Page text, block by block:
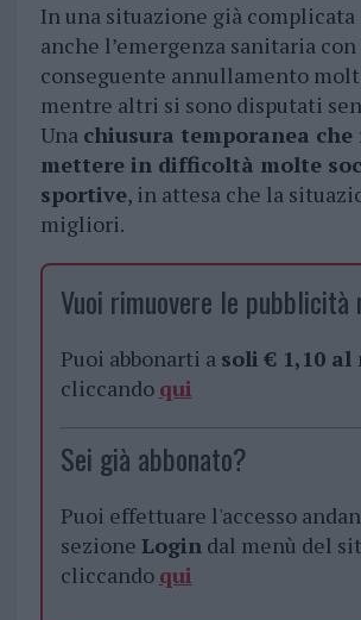
In una situazione già complicata
anche l’emergenza sanitaria
conseguente annullamento
mentre altri si sono disputati
Una chiusura temporanea
mettere in difficoltà molte
sportive, in attesa che la
migliori.
Vuoi rimuovere le pubblicità
Puoi abbonarti a soli € 1,10 al
cliccando qui
Sei già abbonato?
Puoi effettuare l'accesso
sezione Logindal menù del
cliccando qui